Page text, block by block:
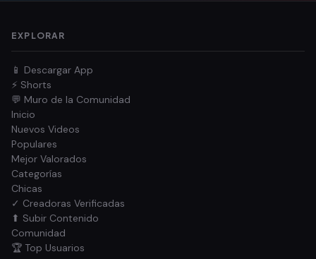
EXPLORAR
📱 Descargar App
⚡ Shorts
💬 Muro de la Comunidad
Inicio
Nuevos Videos
Populares
Mejor Valorados
Categorías
Chicas
✓ Creadoras Verificadas
⬆ Subir Contenido
Comunidad
🏆 Top Usuarios